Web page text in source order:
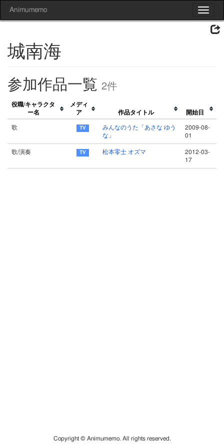
Toggle
Animumemo
城南海
参加作品一覧 2件
役職/キャラクタ
ー名
メディ
ア
作品タイトル 開始日
歌
みんなのうた「あさな ゆう
な」
2009-08-
01
歌/演奏 松本零士 オズマ
2012-03-
17
Copyright © Animumemo. All rights reserved.